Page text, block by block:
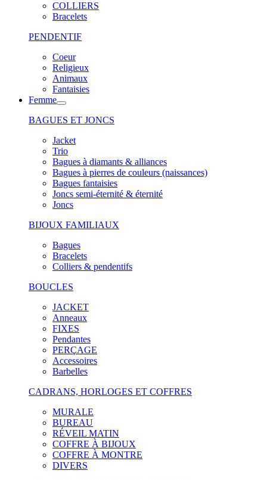
COLLIERS
Bracelets
PENDENTIF
Coeur
Religieux
Animaux
Fantaisies
Femme
BAGUES ET JONCS
Jacket
Trio
Bagues à diamants & alliances
Bagues à pierres de couleurs (naissances)
Bagues fantaisies
Joncs semi-éternité & éternité
Joncs
BIJOUX FAMILIAUX
Bagues
Bracelets
Colliers & pendentifs
BOUCLES
JACKET
Anneaux
FIXES
Pendantes
PERÇAGE
Accessoires
Barbelles
CADRANS, HORLOGES ET COFFRES
MURALE
BUREAU
RÉVEIL MATIN
COFFRE À BIJOUX
COFFRE À MONTRE
DIVERS